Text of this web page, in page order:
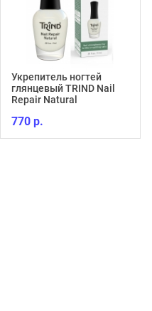
Укрепитель ногтей
глянцевый TRIND Nail
Repair Natural
770 р.